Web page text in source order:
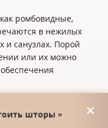
ромбовидные,
в нежилых
и санузлах. Порой
или их можно
для нестандартных
шторы »